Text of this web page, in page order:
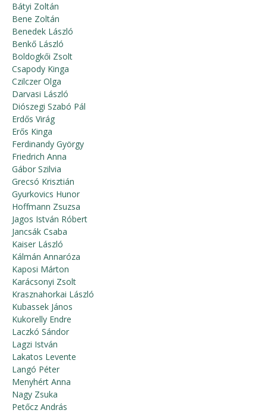
Bátyi Zoltán
Bene Zoltán
Benedek László
Benkő László
Boldogkői Zsolt
Csapody Kinga
Czilczer Olga
Darvasi László
Diószegi Szabó Pál
Erdős Virág
Erős Kinga
Ferdinandy György
Friedrich Anna
Gábor Szilvia
Grecsó Krisztián
Gyurkovics Hunor
Hoffmann Zsuzsa
Jagos István Róbert
Jancsák Csaba
Kaiser László
Kálmán Annaróza
Kaposi Márton
Karácsonyi Zsolt
Krasznahorkai László
Kubassek János
Kukorelly Endre
Laczkó Sándor
Lagzi István
Lakatos Levente
Langó Péter
Menyhért Anna
Nagy Zsuka
Petőcz András